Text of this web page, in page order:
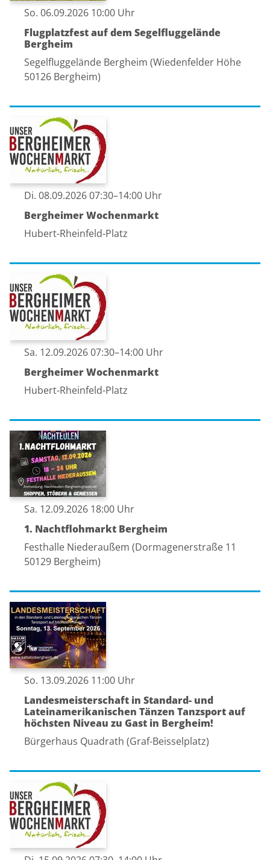
So. 06.09.2026 10:00 Uhr
Flugplatzfest auf dem Segelfluggelände
Bergheim
Segelfluggelände Bergheim (Wiedenfelder Höhe
50126 Bergheim)
Di. 08.09.2026 07:30–14:00 Uhr
Bergheimer Wochenmarkt
Hubert-Rheinfeld-Platz
Sa. 12.09.2026 07:30–14:00 Uhr
Bergheimer Wochenmarkt
Hubert-Rheinfeld-Platz
Sa. 12.09.2026 18:00 Uhr
1. Nachtflohmarkt Bergheim
Festhalle Niederaußem (Dormagenerstraße 11
50129 Bergheim)
So. 13.09.2026 11:00 Uhr
Landesmeisterschaft in Standard- und
Lateinamerikanischen Tänzen Tanzsport auf
höchsten Niveau zu Gast in Bergheim!
Bürgerhaus Quadrath (Graf-Beisselplatz)